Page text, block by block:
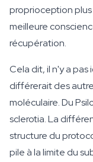
proprioception
meilleure
récupération.
Cela dit, il n'y a
différerait des
moléculaire. Du
sclerotia. La
structure du
pile à la limite du